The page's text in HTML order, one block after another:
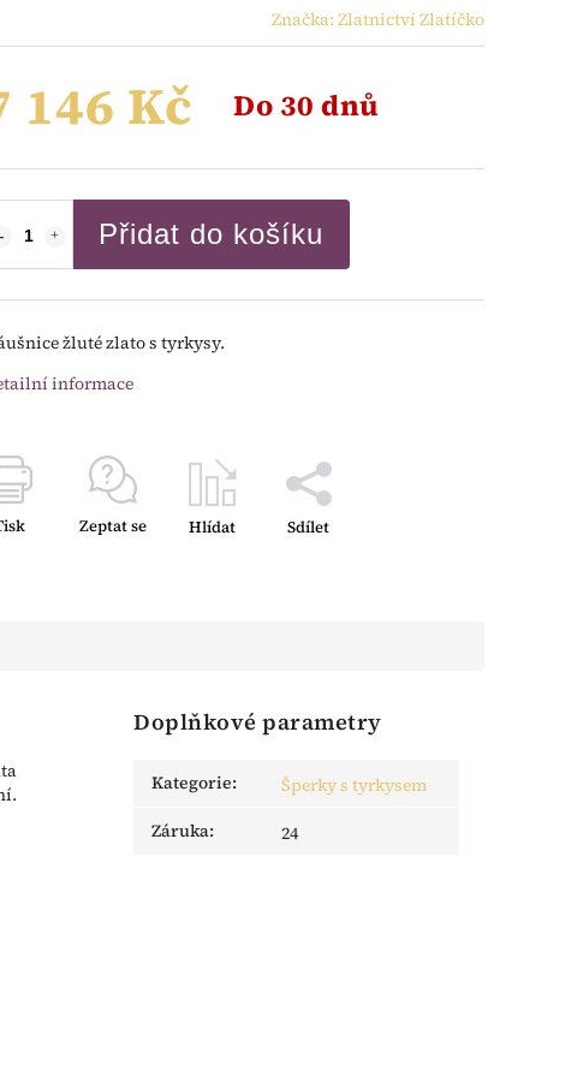
Značka: Zlatnictví Zlatíčko
146 Kč Do 30 dnů
Přidat do košíku
žluté zlato s tyrkysy.
informace
Zeptat se Hlídat Sdílet
Doplňkové parametry
Kategorie:
Šperky s tyrkysem
Záruka: 24